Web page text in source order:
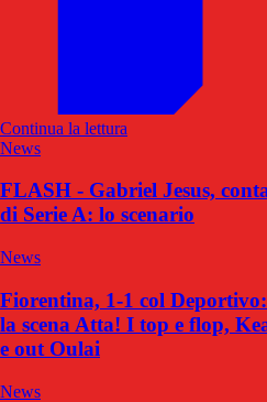
Continua la lettura
News
FLASH - Gabriel Jesus,
di Serie A: lo scenario
News
Fiorentina, 1-1 col
la scena Atta! I top e flop,
e out Oulai
News